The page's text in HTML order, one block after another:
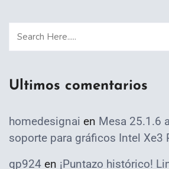
Ultimos comentarios
homedesignai en Mesa 25.1.6
soporte para gráficos Intel Xe3
qp924 en ¡Puntazo histórico!